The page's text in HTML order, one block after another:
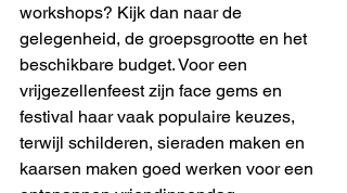
workshops? Kijk dan naar de
gelegenheid, de groepsgrootte en het
beschikbare budget. Voor een
vrijgezellenfeest zijn face gems en
festival haar vaak populaire keuzes,
terwijl schilderen, sieraden maken en
kaarsen maken goed werken voor een